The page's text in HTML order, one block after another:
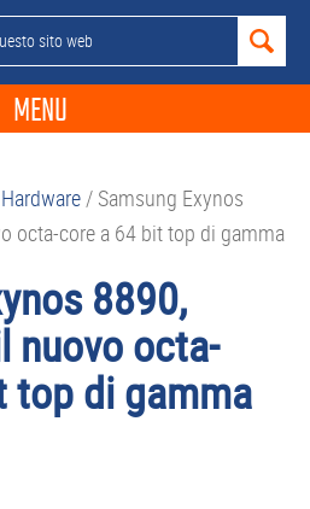
MENU
ACQUISTO
SMARTPHONE
TABLET
APP
Hardware/ Samsung Exynos
octa-core a 64 bit top di gamma
8890,
nuovo octa-
top di gamma